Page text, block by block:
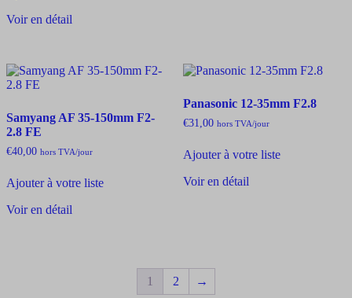
Voir en détail
Samyang AF 35-150mm F2-
2.8 FE
€40,00 hors TVA/jour
Ajouter à votre liste
Voir en détail
Panasonic 12-35mm F2.8
€31,00 hors TVA/jour
Ajouter à votre liste
Voir en détail
1 2
→